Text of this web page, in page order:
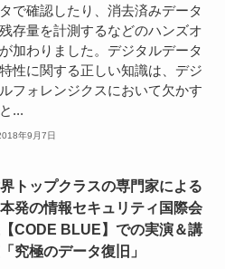
で確認したり、消去済みデータ
存量を計測するなどのハンズオ
加わりました。デジタルデータ
性に関する正しい知識は、デジ
フォレンジクスにおいて欠かす
...
年9月7日
トップクラスの専門家による
発の情報セキュリティ国際会
CODE BLUE】での実演＆講
究極のデータ復旧」